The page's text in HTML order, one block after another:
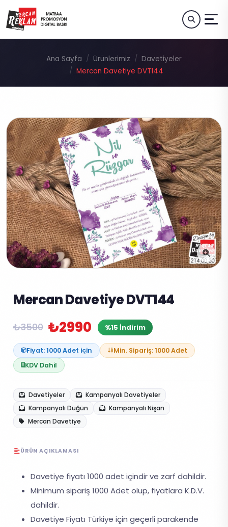
Ana Sayfa Ürünlerimiz
Davetiyeler
Mercan Davetiye DVT144
Mercan Davetiye DVT144
₺3500 ₺2990 %15 İndirim
Fiyat: 1000 Adet için
Min. Sipariş: 1000 Adet
KDV Dahil
Davetiyeler
Kampanyalı Davetiyeler
Kampanyalı Düğün
Kampanyalı Nişan
Mercan Davetiye
ÜRÜN AÇIKLAMASI
Davetiye fiyatı 1000 adet içindir ve zarf dahildir.
Minimum sipariş 1000 Adet olup, fiyatlara K.D.V.
dahildir.
Davetiye Fiyatı Türkiye için geçerli parakende